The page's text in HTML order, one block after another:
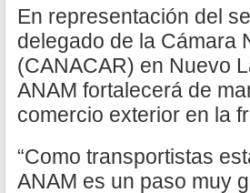
En representación del
delegado de la Cámara
(CANACAR) en Nuevo
ANAM fortalecerá de
comercio exterior en la
“Como transportistas
ANAM es un paso muy